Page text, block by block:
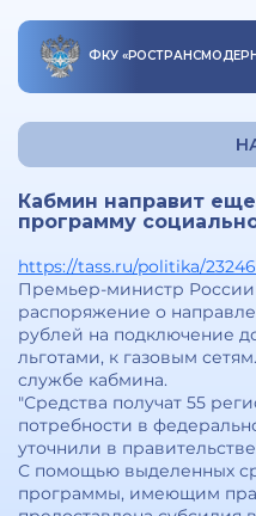
ФКУ «
Кабмин направит
программу
https://tass.ru/politika/
Премьер-министр
распоряжение о
рублей на подключение
льготами, к газовым
службе кабмина.
"Средства получат 55
потребности в
уточнили в
С помощью выделенных
программы, имеющим